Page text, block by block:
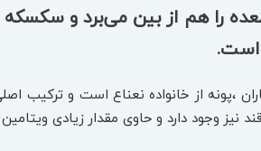
را هم از بین می‌برد و سکسکه
است.
،پونه از خانواده نعناع است و ترکیب
نیز وجود دارد و حاوی مقدار زیادی